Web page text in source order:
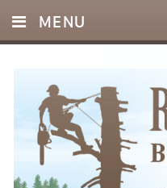
MENU
DIENSTEN
FOTO’S
REFERENTIES